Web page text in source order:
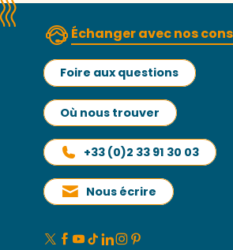
Échanger avec nos
Foire aux questions
Où nous trouver
+33 (0)2 33 91 30 03
Nous écrire